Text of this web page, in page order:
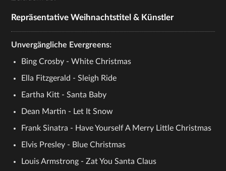
Repräsentative Weihnachtstitel & Künstler
Unvergängliche Evergreens:
Bing Crosby - White Christmas
Ella Fitzgerald - Sleigh Ride
Eartha Kitt - Santa Baby
Dean Martin - Let It Snow
Frank Sinatra - Have Yourself A Merry Little Christmas
Elvis Presley - Blue Christmas
Louis Armstrong - Zat You Santa Claus